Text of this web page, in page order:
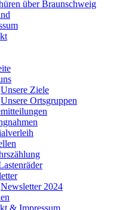
über Braunschweig
Unsere Ziele
Unsere Ortsgruppen
Newsletter 2024
& Impressum